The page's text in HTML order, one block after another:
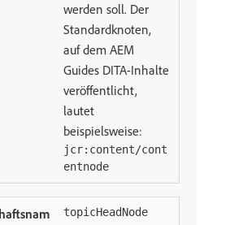
werden soll. Der
Standardknoten,
auf dem AEM
Guides DITA-Inhalte
veröffentlicht,
lautet
beispielsweise:
jcr:content/cont
entnode
topicHeadNode